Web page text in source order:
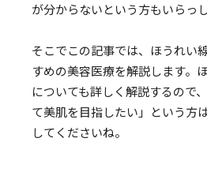
が分からないという方もいらっ
そこでこの記事では、ほうれい
すめの美容医療を解説します。
についても詳しく解説するので
て美肌を目指したい」という方
してくださいね。